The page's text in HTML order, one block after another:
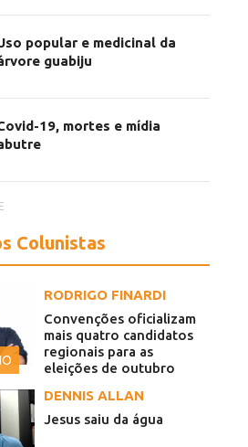
popular e medicinal da
guabiju
19, mortes e mídia
Colunistas
RODRIGO FINARDI
Convenções oficializam
mais quatro candidatos
regionais para as
eleições de outubro
DENNIS ALLAN
Jesus saiu da água